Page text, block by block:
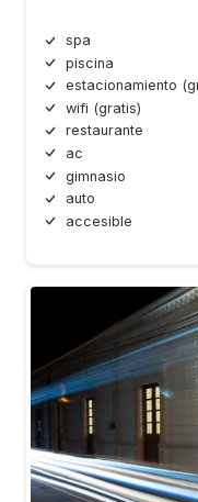
spa
piscina
estacionamiento
wifi (gratis)
restaurante
ac
gimnasio
auto
accesible